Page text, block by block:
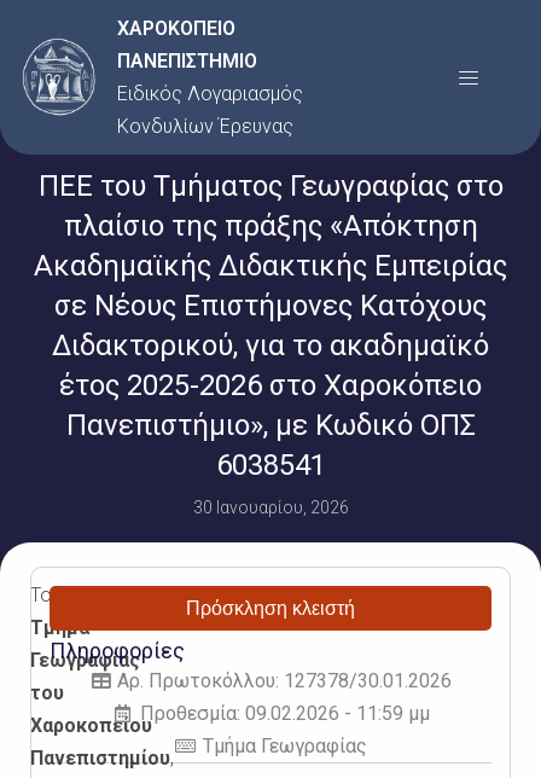
στο
περιεχόμενο
ΧΑΡΟΚΟΠΕΙΟ
ΠΑΝΕΠΙΣΤΗΜΙΟ
Ειδικός Λογαριασμός
Κονδυλίων Έρευνας
Menu
ΠΕΕ του Τμήματος Γεωγραφίας στο
πλαίσιο της πράξης «Απόκτηση
Ακαδημαϊκής Διδακτικής Εμπειρίας
σε Νέους Επιστήμονες Κατόχους
Διδακτορικού, για το ακαδημαϊκό
έτος 2025-2026 στο Χαροκόπειο
Πανεπιστήμιο», με Κωδικό ΟΠΣ
6038541
30 Ιανουαρίου, 2026
Το
Τμήμα
Γεωγραφίας
του
Χαροκοπείου
Πανεπιστημίου,
Πρόσκληση κλειστή
Πληροφορίες
Αρ. Πρωτοκόλλου: 127378/30.01.2026
Προθεσμία: 09.02.2026 - 11:59 μμ
Τμήμα Γεωγραφίας